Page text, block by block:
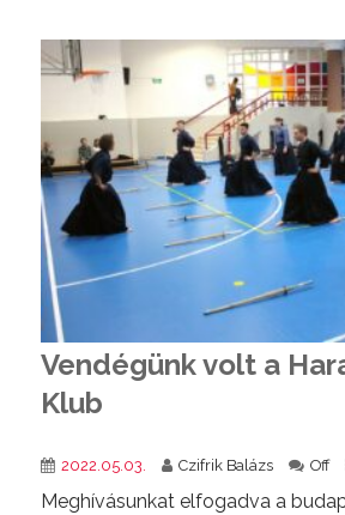
Vendégünk volt a
Klub
2022.05.03. Czifrik Balázs Off
Meghívásunkat elfogadva a